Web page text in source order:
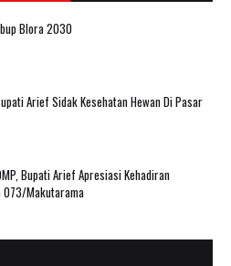
Blora 2030
Arief Sidak Kesehatan Hewan Di Pasar
Bupati Arief Apresiasi Kehadiran
073/Makutarama